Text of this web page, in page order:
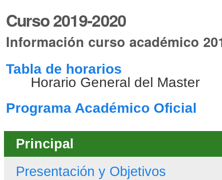
Curso 2019-2020
Información curso académico
Tabla de horarios
Horario General del Master
Programa Académico Oficial
Principal
Presentación y Objetivos